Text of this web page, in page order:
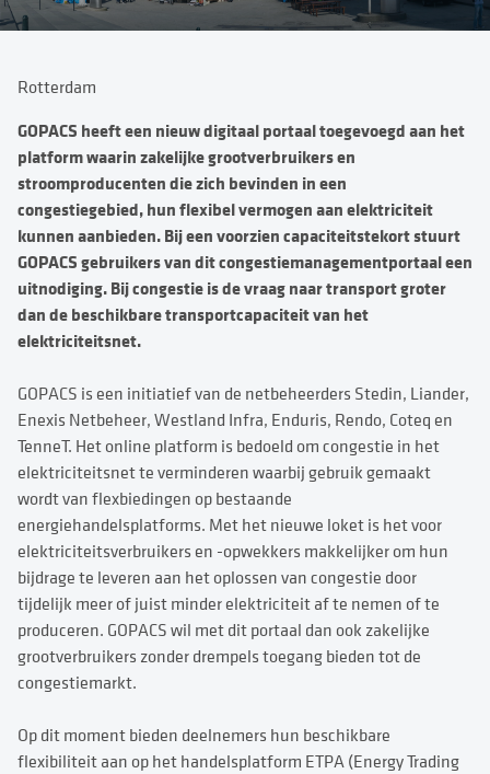
Rotterdam
GOPACS heeft een nieuw digitaal portaal toegevoegd aan het
platform waarin zakelijke grootverbruikers en
stroomproducenten die zich bevinden in een
congestiegebied, hun flexibel vermogen aan elektriciteit
kunnen aanbieden. Bij een voorzien capaciteitstekort stuurt
GOPACS gebruikers van dit congestiemanagementportaal een
uitnodiging. Bij congestie is de vraag naar transport groter
dan de beschikbare transportcapaciteit van het
elektriciteitsnet.
GOPACS is een initiatief van de netbeheerders Stedin, Liander,
Enexis Netbeheer, Westland Infra, Enduris, Rendo, Coteq en
TenneT. Het online platform is bedoeld om congestie in het
elektriciteitsnet te verminderen waarbij gebruik gemaakt
wordt van flexbiedingen op bestaande
energiehandelsplatforms. Met het nieuwe loket is het voor
elektriciteitsverbruikers en -opwekkers makkelijker om hun
bijdrage te leveren aan het oplossen van congestie door
tijdelijk meer of juist minder elektriciteit af te nemen of te
produceren. GOPACS wil met dit portaal dan ook zakelijke
grootverbruikers zonder drempels toegang bieden tot de
congestiemarkt.
Op dit moment bieden deelnemers hun beschikbare
flexibiliteit aan op het handelsplatform ETPA (Energy Trading